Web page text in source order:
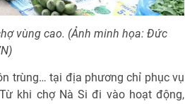
vùng cao. (Ảnh minh họa: Đức
trùng… tại địa phương chỉ phục vụ
khi chợ Nà Si đi vào hoạt động,